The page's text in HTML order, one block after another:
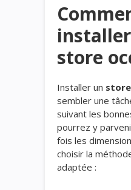
store
Installer un
sembler une
suivant les
pourrez y
fois les
choisir la
adaptée :